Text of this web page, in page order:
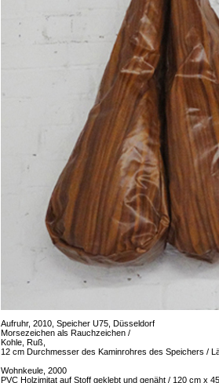
Aufruhr, 2010, Speicher U75, Düsseldorf
Morsezeichen als Rauchzeichen /
Kohle, Ruß,
12 cm Durchmesser des Kaminrohres des Speichers /
Wohnkeule, 2000
PVC Holzimitat auf Stoff geklebt und genäht / 120 cm x